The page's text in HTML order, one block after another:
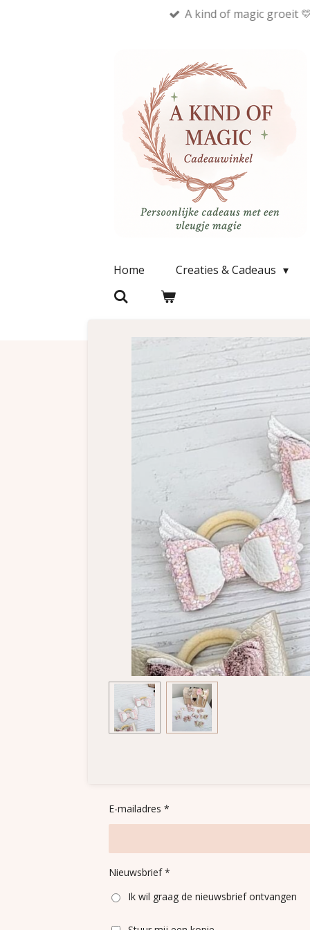
A kind of magic groeit
Home Creaties & Cadeaus
E-mailadres *
Nieuwsbrief *
Ik wil graag de nieuwsbrief ontvangen